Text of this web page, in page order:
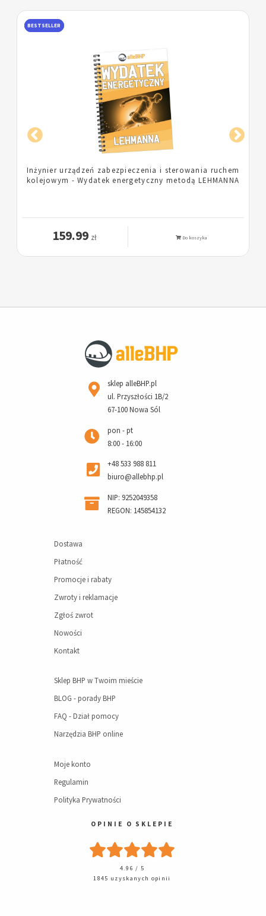
BESTSELLER
Pielęgniarka - Wydatek energetyczny metodą
LEHMANNA
159.99 zł Do koszyka
sklep alleBHP.pl
ul. Przyszłości 1B/2
67-100 Nowa Sól
pon - pt
8:00 - 16:00
+48 533 988 811
biuro@allebhp.pl
NIP: 9252049358
REGON: 145854132
Dostawa
Płatność
Promocje i rabaty
Zwroty i reklamacje
Zgłoś zwrot
Nowości
Kontakt
Sklep BHP w Twoim mieście
BLOG - porady BHP
FAQ - Dział pomocy
Narzędzia BHP online
Moje konto
Regulamin
Polityka Prywatności
OPINIE O SKLEPIE
4.96 / 5
1845 uzyskanych opinii